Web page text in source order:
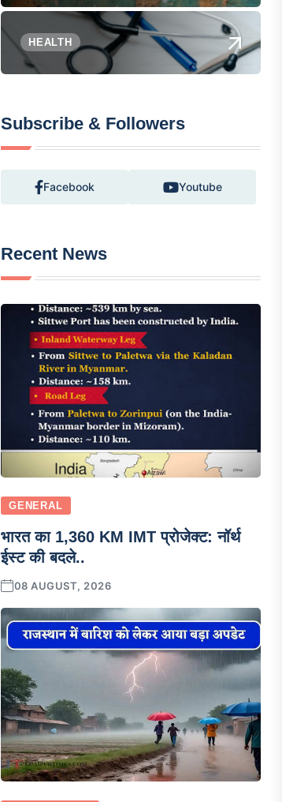
HEALTH
Subscribe & Followers
Facebook Youtube
Recent News
GENERAL
भारत का 1,360 KM IMT प्रोजेक्ट: नॉर्थ
ईस्ट की बदले..
08 AUGUST, 2026